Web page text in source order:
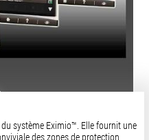
système Eximio™. Elle fournit une
des zones de protection